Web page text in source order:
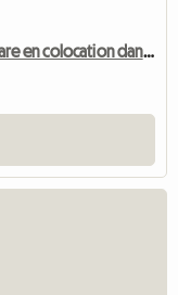
Chambre au 2e étage près de la gare en colocation dans une maison